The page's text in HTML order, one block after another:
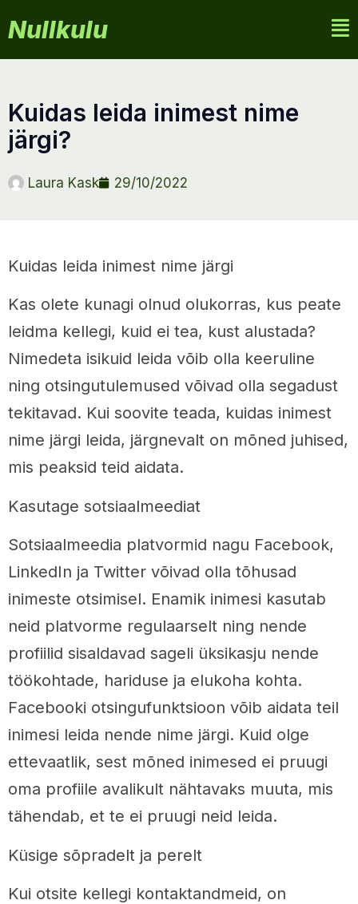
Nullkulu
kuidas leida inimest nime
järgi?
Laura Kask 29/10/2022
Kuidas leida inimest nime järgi
Kas olete kunagi olnud olukorras, kus peate
leidma kellegi, kuid ei tea, kust alustada?
Nimedeta isikuid leida võib olla keeruline
ning otsingutulemused võivad olla segadust
tekitavad. Kui soovite teada, kuidas inimest
nime järgi leida, järgnevalt on mõned juhised,
mis peaksid teid aidata.
Kasutage sotsiaalmeediat
Sotsiaalmeedia platvormid nagu Facebook,
LinkedIn ja Twitter võivad olla tõhusad
inimeste otsimisel. Enamik inimesi kasutab
neid platvorme regulaarselt ning nende
profiilid sisaldavad sageli üksikasju nende
töökohtade, hariduse ja elukoha kohta.
Facebooki otsingufunktsioon võib aidata teil
inimesi leida nende nime järgi. Kuid olge
ettevaatlik, sest mõned inimesed ei pruugi
oma profiile avalikult nähtavaks muuta, mis
tähendab, et te ei pruugi neid leida.
Küsige sõpradelt ja perelt
Kui otsite kellegi kontaktandmeid, on